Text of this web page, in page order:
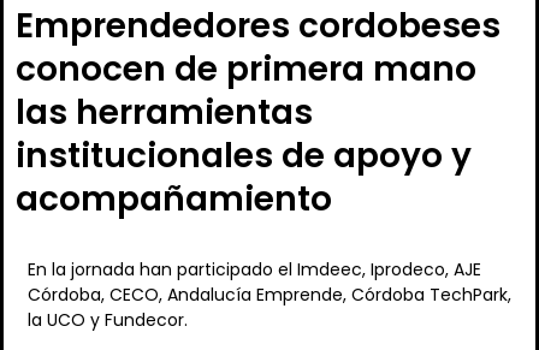
Emprendedores cordobeses
conocen de primera mano
las herramientas
institucionales de apoyo y
acompañamiento
En la jornada han participado el Imdeec, Iprodeco, AJE
Córdoba, CECO, Andalucía Emprende, Córdoba TechPark,
la UCO y Fundecor.